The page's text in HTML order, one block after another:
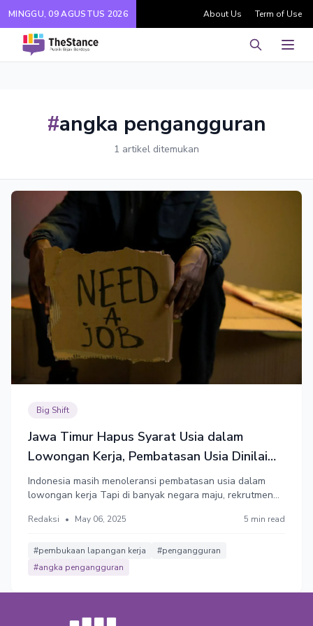
MINGGU, 09 AGUSTUS 2026 About Us Term of Use
Pencarian
#angka pengangguran
1 artikel ditemukan
Big Shift
Jawa Timur Hapus Syarat Usia dalam
Lowongan Kerja, Pembatasan Usia Dinilai
Diskriminatif
Indonesia masih menoleransi pembatasan usia dalam
lowongan kerja Tapi di banyak negara maju, rekrutmen
sebagai bentuk diskriminasi.
Redaksi • May 06, 2025 5 min read
#pembukaan lapangan kerja
#pengangguran
#angka pengangguran